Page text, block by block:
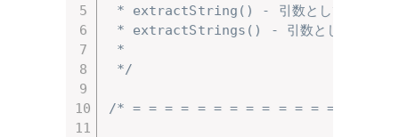
* extractString() - 引数として渡したテキス
* extractStrings() - 引数として渡した文章
*
*/
/* = = = = = = = = = = = = = = = =